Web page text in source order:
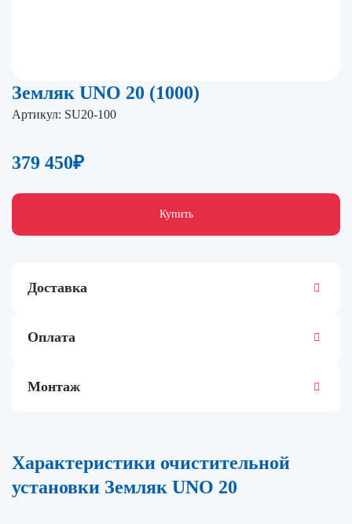
Земляк UNO 20 (1000)
Артикул: SU20-100
379 450₽
Купить
Доставка
Оплата
Монтаж
Характеристики очистительной
установки Земляк UNO 20